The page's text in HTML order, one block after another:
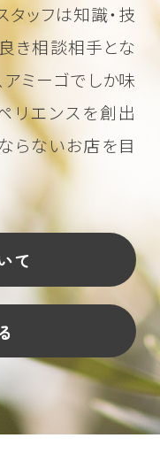
タッフは知識・技
き相談相手とな
アミーゴでしか味
リエンスを創出
らないお店を目
て